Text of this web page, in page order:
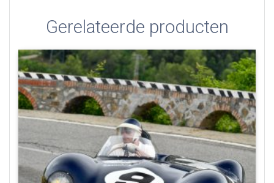
Gerelateerde producten